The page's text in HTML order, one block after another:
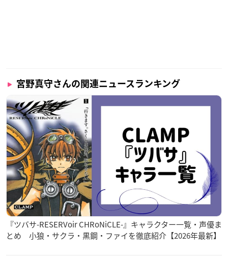
宮野真守さんの関連ニュースランキング
『ツバサ-RESERVoir CHRoNiCLE-』キャラクター一覧・声優ま
とめ 小狼・サクラ・黒鋼・ファイを徹底紹介【2026年最新】